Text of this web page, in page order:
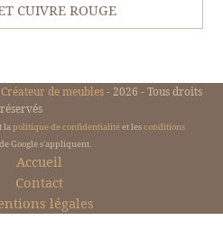
CUIVRE ROUGE
de meubles- 2026 - Tous droits
réservés
lapolitique de confidentialitéet lesconditions
de Google s'appliquent.
Accueil
Contact
légales